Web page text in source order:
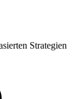
Strategien